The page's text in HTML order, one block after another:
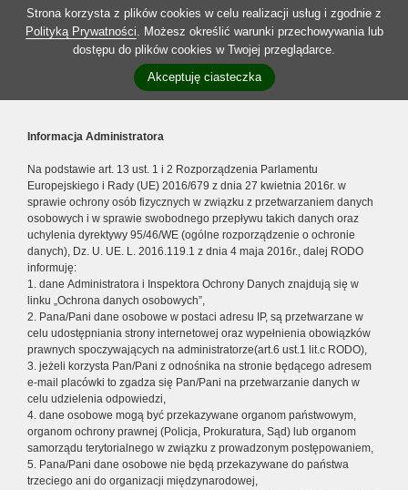
Strona korzysta z plików cookies w celu realizacji usług i zgodnie z
Polityką Prywatności. Możesz określić warunki przechowywania lub
dostępu do plików cookies w Twojej przeglądarce.
Akceptuję ciasteczka
Informacja Administratora
Na podstawie art. 13 ust. 1 i 2 Rozporządzenia Parlamentu
Europejskiego i Rady (UE) 2016/679 z dnia 27 kwietnia 2016r. w
sprawie ochrony osób fizycznych w związku z przetwarzaniem danych
osobowych i w sprawie swobodnego przepływu takich danych oraz
uchylenia dyrektywy 95/46/WE (ogólne rozporządzenie o ochronie
danych), Dz. U. UE. L. 2016.119.1 z dnia 4 maja 2016r., dalej RODO
informuję:
1. dane Administratora i Inspektora Ochrony Danych znajdują się w
linku „Ochrona danych osobowych”,
2. Pana/Pani dane osobowe w postaci adresu IP, są przetwarzane w
celu udostępniania strony internetowej oraz wypełnienia obowiązków
prawnych spoczywających na administratorze(art.6 ust.1 lit.c RODO),
3. jeżeli korzysta Pan/Pani z odnośnika na stronie będącego adresem
e-mail placówki to zgadza się Pan/Pani na przetwarzanie danych w
celu udzielenia odpowiedzi,
4. dane osobowe mogą być przekazywane organom państwowym,
organom ochrony prawnej (Policja, Prokuratura, Sąd) lub organom
samorządu terytorialnego w związku z prowadzonym postępowaniem,
5. Pana/Pani dane osobowe nie będą przekazywane do państwa
trzeciego ani do organizacji międzynarodowej,